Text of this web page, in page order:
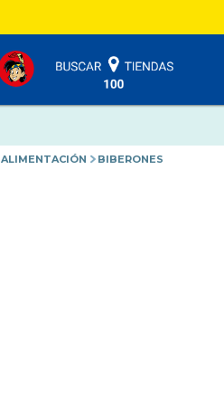
ALIMENTACIÓN BIBERONES